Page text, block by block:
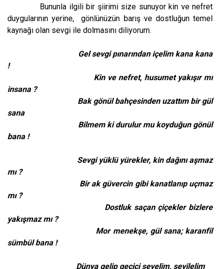
Bununla ilgili bir şiirimi size sunuyor kin ve nefret
duygularının yerine,
gönlünüzün barış ve dostluğun temel
kaynağı olan sevgi ile dolmasını diliyorum.
Gel sevgi pınarından içelim kana kana
!
Kin ve nefret, husumet yakışır mı
insana ?
Bak gönül bahçesinden uzattım bir gül
sana
Bilmem ki durulur mu koyduğun gönül
bana !
Sevgi yüklü yürekler, kin dağını aşmaz
mı ?
Bir ak güvercin gibi kanatlanıp uçmaz
mı ?
Dostluk saçan çiçekler bizlere
yakışmaz mı ?
Mor menekşe, gül sana; karanfil
sümbül bana !
Dünya gelip geçici sevelim, sevilelim